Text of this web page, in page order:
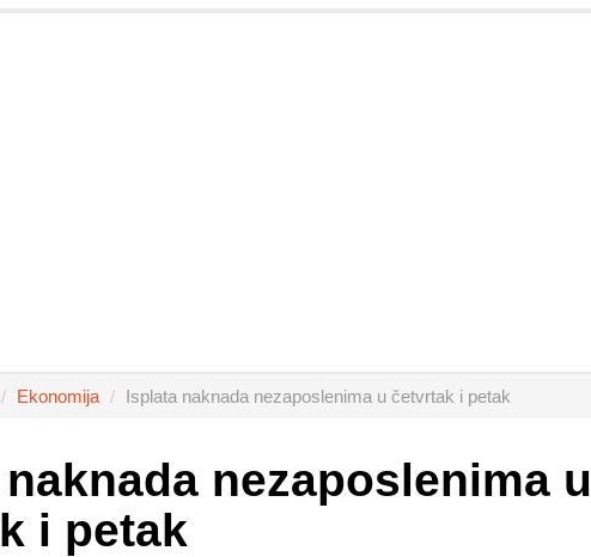
Ekonomija Isplata naknada nezaposlenima u četvrtak i petak
nezaposlenima u
i petak